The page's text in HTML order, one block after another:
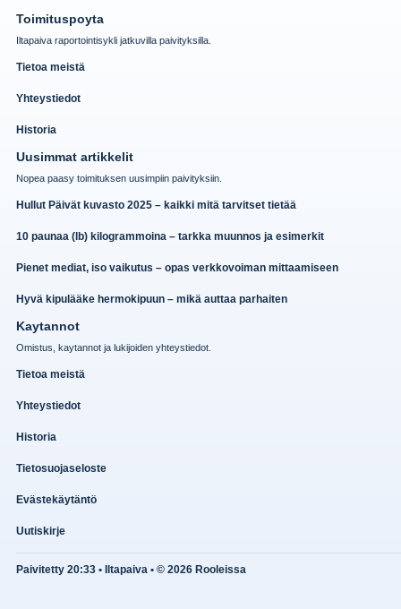
Toimituspoyta
Iltapaiva raportointisykli jatkuvilla paivityksilla.
Tietoa meistä
Yhteystiedot
Historia
Uusimmat artikkelit
Nopea paasy toimituksen uusimpiin paivityksiin.
Hullut Päivät kuvasto 2025 – kaikki mitä tarvitset tietää
10 paunaa (lb) kilogrammoina – tarkka muunnos ja esimerkit
Pienet mediat, iso vaikutus – opas verkkovoiman mittaamiseen
Hyvä kipulääke hermokipuun – mikä auttaa parhaiten
Kaytannot
Omistus, kaytannot ja lukijoiden yhteystiedot.
Tietoa meistä
Yhteystiedot
Historia
Tietosuojaseloste
Evästekäytäntö
Uutiskirje
Paivitetty 20:33 • Iltapaiva • © 2026 Rooleissa